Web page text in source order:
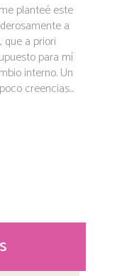
planteé este
a
que a priori
para mí
interno. Un
creencias...